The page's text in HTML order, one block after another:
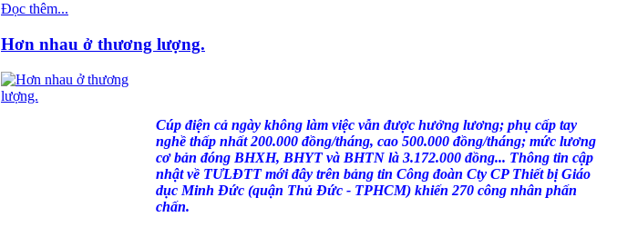
Đọc thêm...
Hơn nhau ở thương lượng.
Cúp điện cả ngày không làm việc vẫn được hưởng lương; phụ cấp tay
nghề thấp nhất 200.000 đồng/tháng, cao 500.000 đồng/tháng; mức lương
cơ bản đóng BHXH, BHYT và BHTN là 3.172.000 đồng... Thông tin cập
nhật về TƯLĐTT mới đây trên bảng tin Công đoàn Cty CP Thiết bị Giáo
dục Minh Đức (quận Thủ Đức - TPHCM) khiến 270 công nhân phấn
chấn.